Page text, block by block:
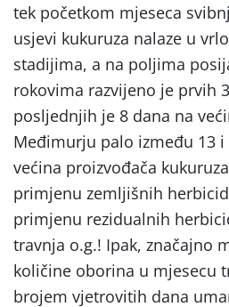
tek početkom mjeseca
usjevi kukuruza nalaze u
stadijima, a na poljima
rokovima razvijeno je prvih
posljednjih je 8 dana na
Međimurju palo između 13
većina proizvođača
primjenu zemljišnih
primjenu rezidualnih
travnja o.g.! Ipak, značajno
količine oborina u mjesecu
brojem vjetrovitih dana